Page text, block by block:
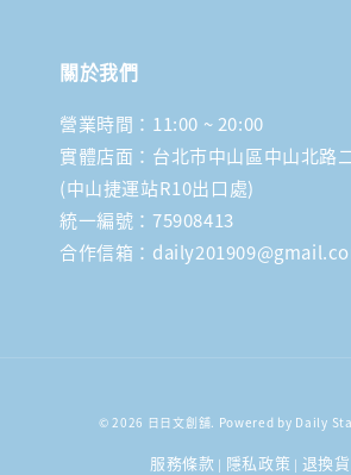
關於我們
營業時間：11:00 ~ 20:00
實體店面：台北市中山區中山北路
(中山捷運站R10出口處)
統一編號：75908413
合作信箱：
© 2026 日日文創舖. Powered by Daily
服務條款 | 隱私政策 | 退換